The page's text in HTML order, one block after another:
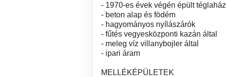
- 1970-es évek végén épült téglaház
- beton alap és födém
- hagyományos nyílászárók
- fűtés vegyesközponti kazán által
- meleg víz villanybojler által
- ipari áram
MELLÉKÉPÜLETEK